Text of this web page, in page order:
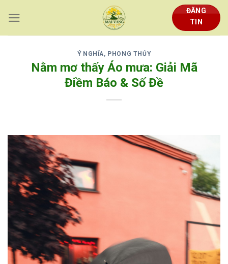
content
ĐĂNG
TIN
Ý NGHĨA, PHONG THỦY
Nằm mơ thấy Áo mưa: Giải Mã
Điềm Báo & Số Đề